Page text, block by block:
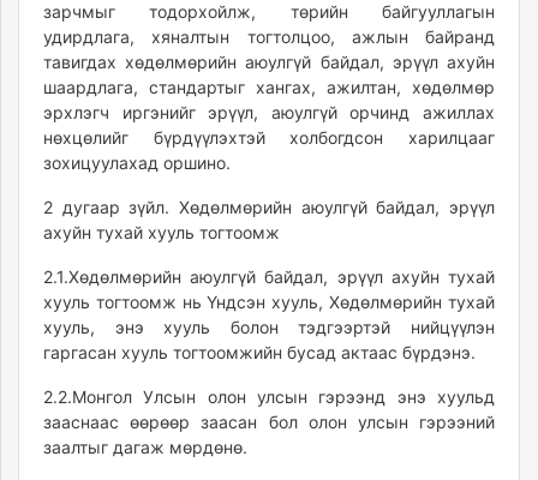
зарчмыг тодорхойлж, төрийн байгууллагын
удирдлага, хяналтын тогтолцоо, ажлын байранд
тавигдах хөдөлмөрийн аюулгүй байдал, эрүүл ахуйн
шаардлага, стандартыг хангах, ажилтан, хөдөлмөр
эрхлэгч иргэнийг эрүүл, аюулгүй орчинд ажиллах
нөхцөлийг бүрдүүлэхтэй холбогдсон харилцааг
зохицуулахад оршино.
2 дугаар зүйл. Хөдөлмөрийн аюулгүй байдал, эрүүл
ахуйн тухай хууль тогтоомж
2.1.Хөдөлмөрийн аюулгүй байдал, эрүүл ахуйн тухай
хууль тогтоомж нь Үндсэн хууль, Хөдөлмөрийн тухай
хууль, энэ хууль болон тэдгээртэй нийцүүлэн
гаргасан хууль тогтоомжийн бусад актаас бүрдэнэ.
2.2.Монгол Улсын олон улсын гэрээнд энэ хуульд
зааснаас өөрөөр заасан бол олон улсын гэрээний
заалтыг дагаж мөрдөнө.